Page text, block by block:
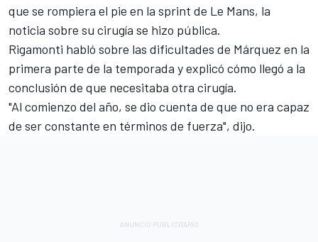
que se rompiera el pie en la sprint de Le Mans, la
noticia sobre su cirugía se hizo pública.
Rigamonti habló sobre las dificultades de Márquez en la
primera parte de la temporada y explicó cómo llegó a la
conclusión de que necesitaba otra cirugía.
"Al comienzo del año, se dio cuenta de que no era capaz
de ser constante en términos de fuerza", dijo.